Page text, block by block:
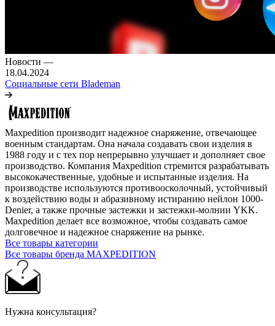
Новости —
18.04.2024
Социальные сети Blademan
Maxpedition производит надежное снаряжение, отвечающее
военным стандартам. Она начала создавать свои изделия в
1988 году и с тех пор непрерывно улучшает и дополняет свое
производство. Компания Maxpedition стремится разрабатывать
высококачественные, удобные и испытанные изделия. На
производстве используются противоосколочный, устойчивый
к воздействию воды и абразивному истиранию нейлон 1000-
Denier, а также прочные застежки и застежки-молнии YKK.
Maxpedition делает все возможное, чтобы создавать самое
долговечное и надежное снаряжение на рынке.
Все товары категории
Все товары бренда MAXPEDITION
Нужна консультация?